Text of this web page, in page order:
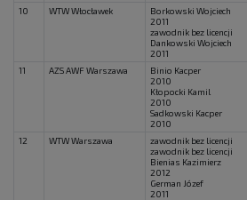
10 WTW Włocławek
Borkowski Wojciech
2011
zawodnik bez licencji
Dankowski Wojciech
2011
11 AZS AWF Warszawa
Binio Kacper
2010
Kłopocki Kamil
2010
Sadkowski Kacper
2010
12 WTW Warszawa
zawodnik bez licencji
zawodnik bez licencji
Bienias Kazimierz
2012
German Józef
2011